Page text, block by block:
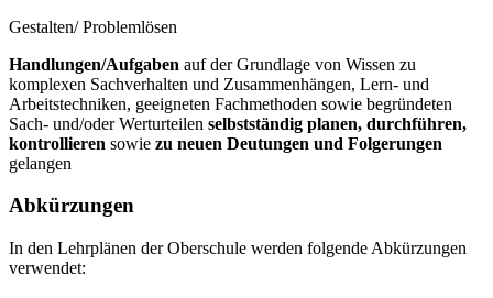
Gestalten/ Problemlösen
Handlungen/Aufgaben auf der Grundlage von Wissen zu
komplexen Sachverhalten und Zusammenhängen, Lern- und
Arbeitstechniken, geeigneten Fachmethoden sowie begründeten
Sach- und/oder Werturteilen selbstständig planen, durchführen,
kontrollieren sowie zu neuen Deutungen und Folgerungen
gelangen
Abkürzungen
In den Lehrplänen der Oberschule werden folgende Abkürzungen
verwendet: